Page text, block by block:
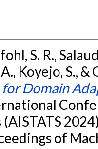
S. R.,
Koyejo, S.,
Domain
of